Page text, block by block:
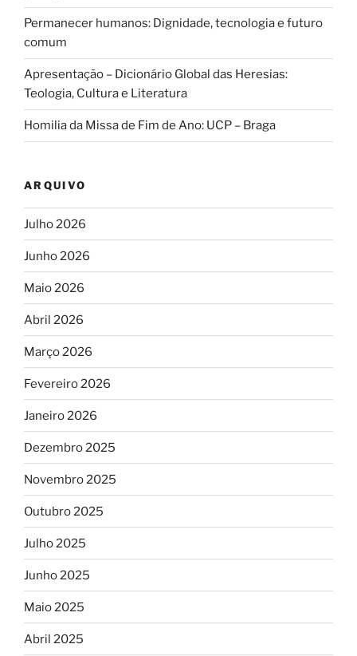
Permanecer humanos: Dignidade, tecnologia e futuro
comum
Apresentação – Dicionário Global das Heresias:
Teologia, Cultura e Literatura
Homilia da Missa de Fim de Ano: UCP – Braga
ARQUIVO
Julho 2026
Junho 2026
Maio 2026
Abril 2026
Março 2026
Fevereiro 2026
Janeiro 2026
Dezembro 2025
Novembro 2025
Outubro 2025
Julho 2025
Junho 2025
Maio 2025
Abril 2025